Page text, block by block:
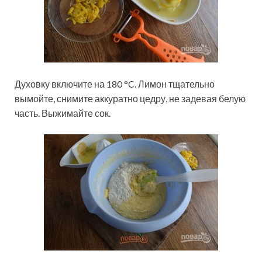
Духовку включите на 180 °C. Лимон тщательно
вымойте, снимите аккуратно цедру, не задевая белую
часть. Выжимайте сок.